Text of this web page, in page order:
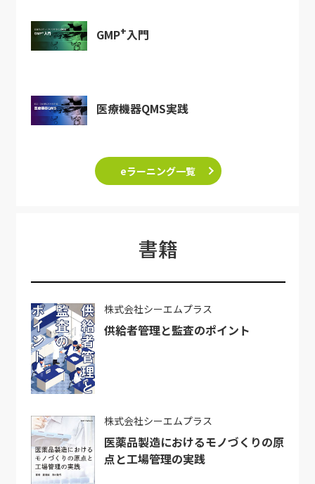
GMP+入門
医療機器QMS実践
eラーニング一覧
書籍
株式会社シーエムプラス
供給者管理と監査のポイント
株式会社シーエムプラス
医薬品製造におけるモノづくりの原
点と工場管理の実践